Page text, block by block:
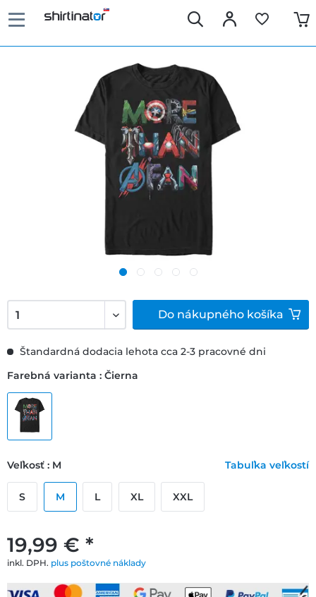
19,99 € *
inkl. DPH. plus poštovné náklady
Štandardná dodacia lehota cca 2-3 pracovné dni
Farebná varianta : Čierna
Veľkosť : M Tabuľka veľkostí
S M L XL XXL
Do nákupného košíka